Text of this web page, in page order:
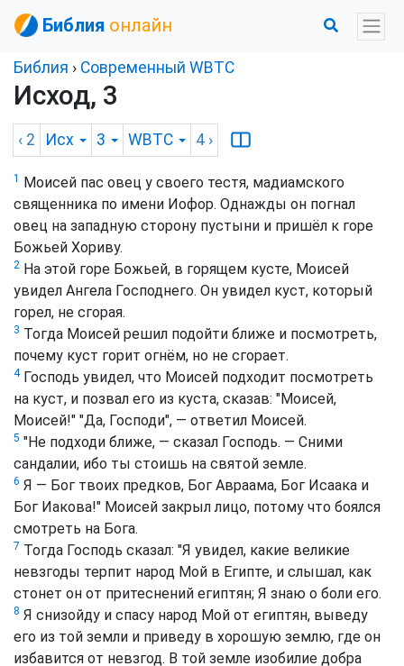
Библия онлайн
Библия › Cовременный WBTC
Исход, 3
‹ 2 Исх 3 WBTC 4 ›
1
Моисей пас овец у своего тестя, мадиамского
священника по имени Иофор. Однажды он погнал
овец на западную сторону пустыни и пришёл к горе
Божьей Хориву.
2 На этой горе Божьей, в горящем кусте, Моисей
увидел Ангела Господнего. Он увидел куст, который
горел, не сгорая.
3 Тогда Моисей решил подойти ближе и посмотреть,
почему куст горит огнём, но не сгорает.
4Господь увидел, что Моисей подходит посмотреть
на куст, и позвал его из куста, сказав: "Моисей,
Моисей!" "Да, Господи", — ответил Моисей.
5 "Не подходи ближе, — сказал Господь. — Сними
сандалии, ибо ты стоишь на святой земле.
6 Я — Бог твоих предков, Бог Авраама, Бог Исаака и
Бог Иакова!" Моисей закрыл лицо, потому что боялся
смотреть на Бога.
7 Тогда Господь сказал: "Я увидел, какие великие
невзгоды терпит народ Мой в Египте, и слышал, как
стонет он от притеснений египтян; Я знаю о боли его.
8 Я снизойду и спасу народ Мой от египтян, выведу
его из той земли и приведу в хорошую землю, где он
избавится от невзгод. В той земле изобилие добра